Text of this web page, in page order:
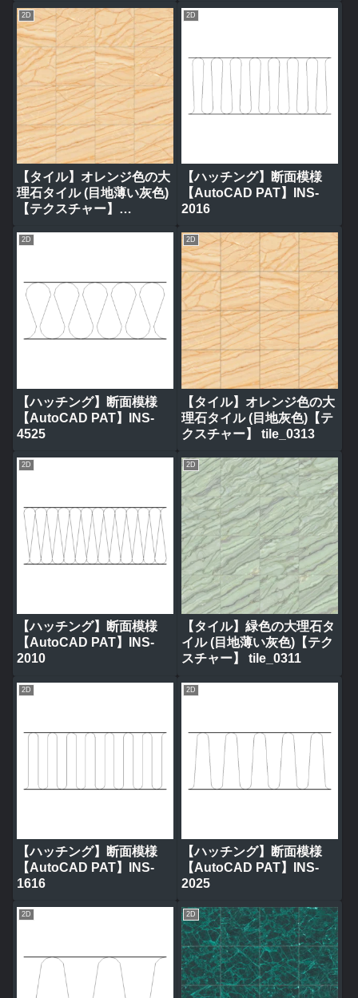
2D
【タイル】オレンジ色の大
理石タイル (目地薄い灰色)
【テクスチャー】
2D
【ハッチング】断面模様
【AutoCAD PAT】INS-
2016
2D
【ハッチング】断面模様
【AutoCAD PAT】INS-
4525
2D
【タイル】オレンジ色の大
理石タイル (目地灰色)【テ
クスチャー】 tile_0313
2D
【ハッチング】断面模様
【AutoCAD PAT】INS-
2010
2D
【タイル】緑色の大理石タ
イル (目地薄い灰色)【テク
スチャー】 tile_0311
2D
【ハッチング】断面模様
【AutoCAD PAT】INS-
1616
2D
【ハッチング】断面模様
【AutoCAD PAT】INS-
2025
2D 2D